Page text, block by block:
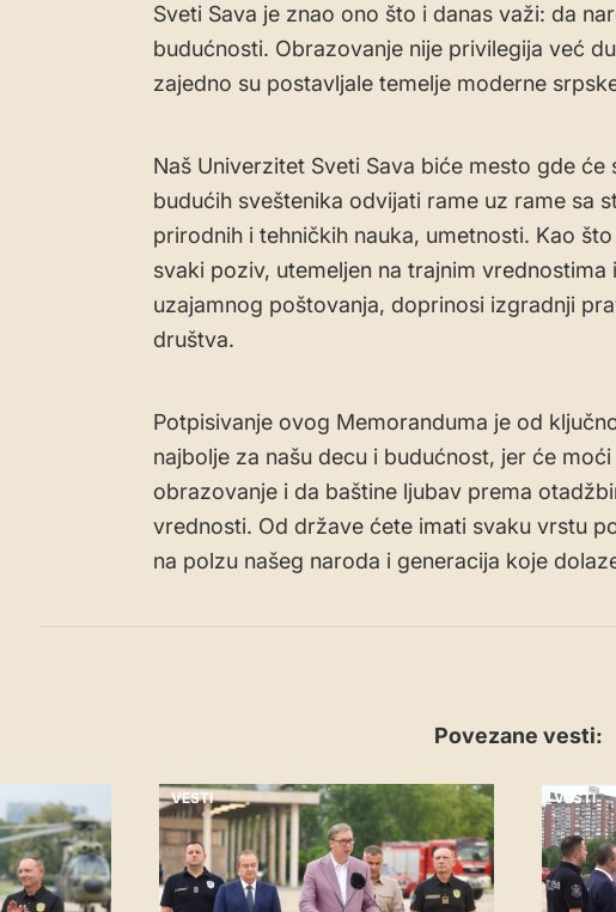
Sveti Sava je znao ono što i danas važi: da
budućnosti. Obrazovanje nije privilegija već
zajedno su postavlјale temelјe moderne
Naš Univerzitet Sveti Sava biće mesto gde
budućih sveštenika odvijati rame uz rame sa
prirodnih i tehničkih nauka, umetnosti. Kao
svaki poziv, utemelјen na trajnim vrednostima
uzajamnog poštovanja, doprinosi izgradnji
društva.
Potpisivanje ovog Memoranduma je od
najbolje za našu decu i budućnost, jer će
obrazovanje i da baštine ljubav prema
vrednosti. Od države ćete imati svaku vrstu
na polzu našeg naroda i generacija koje
Povezane vesti:
VESTI VESTI